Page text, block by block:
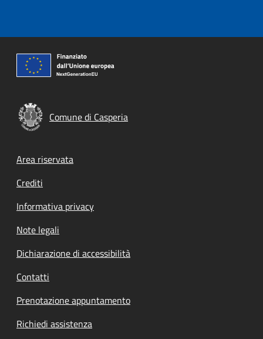
Comune di Casperia
Footer menu
Area riservata
Crediti
Informativa privacy
Note legali
Dichiarazione di accessibilità
Contatti
Prenotazione appuntamento
Richiedi assistenza